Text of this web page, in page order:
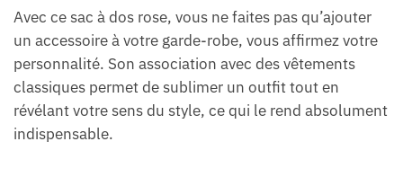
Avec ce sac à dos rose, vous ne faites pas qu’ajouter
un accessoire à votre garde-robe, vous affirmez votre
personnalité. Son association avec des vêtements
classiques permet de sublimer un outfit tout en
révélant votre sens du style, ce qui le rend absolument
indispensable.